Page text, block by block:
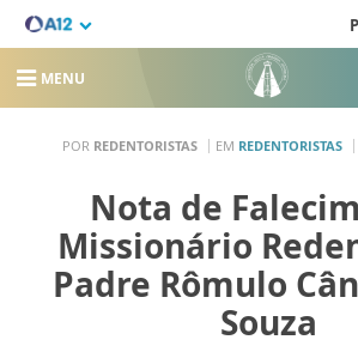
MENU
POR REDENTORISTAS EM REDENTORISTAS
Nota de
Missionário
Padre Rômulo
Souza